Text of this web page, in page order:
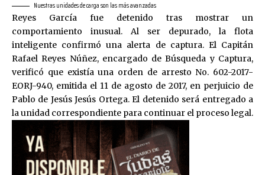
Nuestras unidades de carga son las más avanzadas
Reyes García fue detenido tras mostrar un
comportamiento inusual. Al ser depurado, la flota
inteligente confirmó una alerta de captura. El Capitán
Rafael Reyes Núñez, encargado de Búsqueda y Captura,
verificó que existía una orden de arresto No. 602-2017-
EORJ-940, emitida el 11 de agosto de 2017, en perjuicio de
Pablo de Jesús Jesús Ortega. El detenido será entregado a
la unidad correspondiente para continuar el proceso legal.